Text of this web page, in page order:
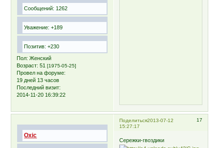
Сообщений: 1262
Уважение: +189
Позитив: +230
Пол: Женский
Возраст: 51[1975-05-25]
Провел на форуме:
19 дней 13 часов
Последний визит:
2014-11-20 16:39:22
Поделиться 17
2013-07-12
15:27:17
Oxic
Сережки-гвоздики